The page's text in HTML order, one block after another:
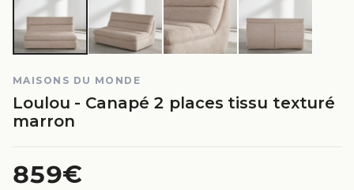
MAISONS DU MONDE
Loulou - Canapé 2 places tissu texturé
marron
859€